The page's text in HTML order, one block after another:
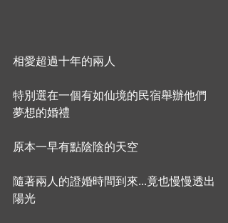
相愛超過十年的兩人
特別選在一個有如仙境的民宿舉辦他們
夢想的婚禮
原本一早有點陰陰的天空
隨著兩人的證婚時間到來...竟也慢慢透出
陽光